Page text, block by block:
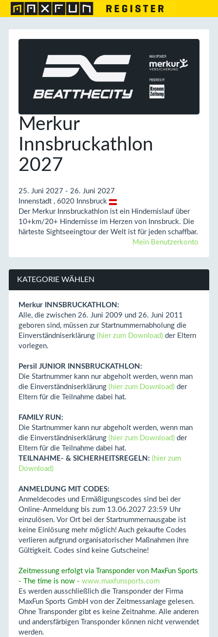
Merkur
Innsbruckathlon
2027
25. Juni 2027 - 26. Juni 2027
Innenstadt , 6020 Innsbruck
Der Merkur Innsbruckathlon ist ein Hindernislauf über
10+km/20+ Hindernisse im Herzen von Innsbruck. Die
härteste Sightseeingtour der Welt ist für jeden schaffbar.
Mein Benutzerkonto
KATEGORIE WÄHLEN
Merkur INNSBRUCKATHLON:
Alle, die zwischen 26. Juni 2009 und 26. Juni 2011
geboren sind, müssen zur Startnummernabholung die
Einverständniserklärung (hier zum Download) der Eltern
vorlegen.
Persil JUNIOR INNSBRUCKATHLON:
Die Startnummer kann nur abgeholt werden, wenn man
die Einverständniserklärung (hier zum Download) der
Eltern für die Teilnahme dabei hat.
FAMILY RUN:
Die Startnummer kann nur abgeholt werden, wenn man
die Einverständniserklärung (hier zum Download) der
Eltern für die Teilnahme dabei hat.
TEILNAHME- & SICHERHEITSREGELN: (hier zum
Download)
ANMELDUNG MIT CODES:
Anmeldecodes und Ermäßigungscodes sind bei der
Online-Anmeldung bis zum 13.06.2027 23:59 Uhr
einzulösen. Vor Ort bei der Startnummernausgabe ist
keine Einlösung mehr möglich! Auch gekaufte Codes
verlieren aufgrund organisatorischer Maßnahmen ihre
Gültigkeit. Codes sind keine Gutscheine!
Zeitmessung erfolgt via Transponder von MaxFun Sports
- The time is now - www.maxfunsports.com
Es werden ausschließlich die Transponder der Firma
MaxFun Sports GmbH von der Zeitmessanlage gelesen.
Ohne Transponder gibt es keine Zeitnahme. Alle anderen
und andersfärbigen Transponder können nicht verwendet
werden.